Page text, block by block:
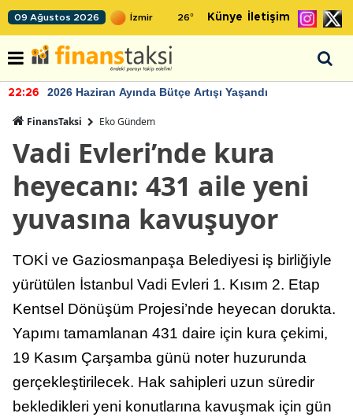
09 Ağustos 2026 26° Künye İletişim
22:26 2026 Haziran Ayında Bütçe Artışı Yaşandı
FinansTaksi Eko Gündem
Vadi Evleri’nde kura
heyecanı: 431 aile yeni
yuvasına kavuşuyor
TOKİ ve Gaziosmanpaşa Belediyesi iş birliğiyle
yürütülen İstanbul Vadi Evleri 1. Kısım 2. Etap
Kentsel Dönüşüm Projesi’nde heyecan dorukta.
Yapımı tamamlanan 431 daire için kura çekimi,
19 Kasım Çarşamba günü noter huzurunda
gerçekleştirilecek. Hak sahipleri uzun süredir
bekledikleri yeni konutlarına kavuşmak için gün